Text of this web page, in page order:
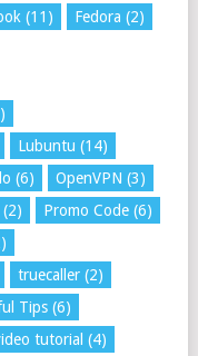
(11) Fedora (2)
Lubuntu (14)
(6) OpenVPN (3)
Promo Code(6)
truecaller(2)
Tips(6)
tutorial (4)